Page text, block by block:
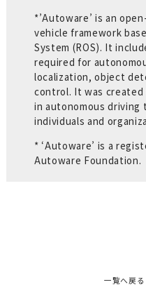
3次元地図データ
3D-LiDAR
自動運転技術の
選ばれる理由
マップフォーの
ニュース
*’Autoware’ is an
vehicle framework
System (ROS). It
required for
localization, object
control. It was
in autonomous driving
individuals and
* ‘Autoware’ is a
Autoware Foundation.
一覧へ戻る